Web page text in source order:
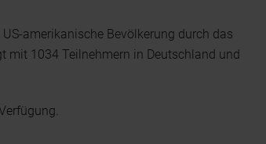
amerikanische Bevölkerung durch das
mit 1034 Teilnehmern in Deutschland und